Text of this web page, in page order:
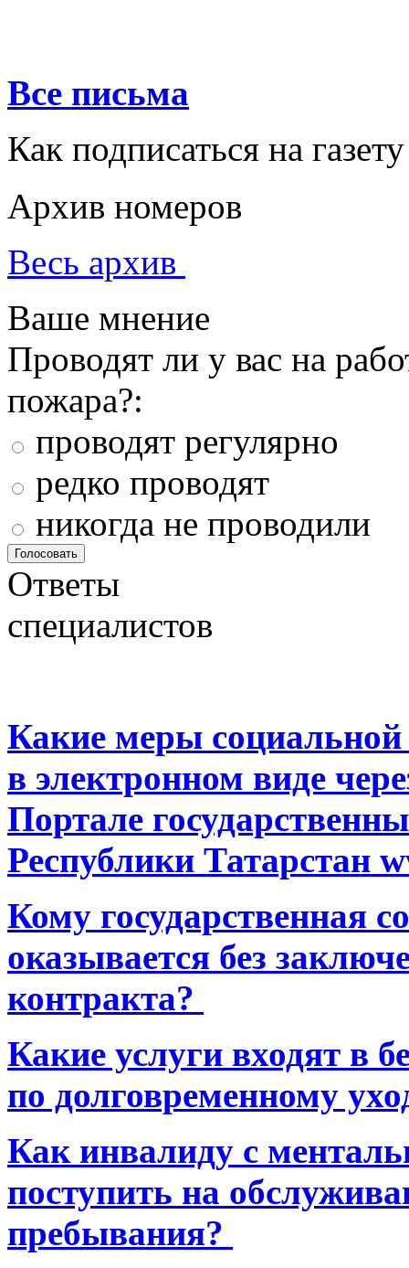
Все письма
Как подписаться на газету
Архив номеров
Весь архив
Ваше мнение
Проводят ли у вас на
пожара?:
проводят регулярно
редко проводят
никогда не проводили
Ответы
специалистов
Какие меры
в электронном виде
Портале
Республики Татарстан
Кому государственная
оказывается без
контракта?
Какие услуги входят в
по долговременному
Как инвалиду с
поступить на
пребывания?